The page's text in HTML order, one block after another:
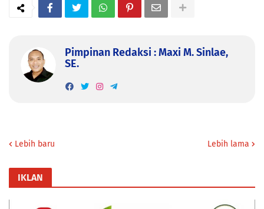
Pimpinan Redaksi : Maxi M. Sinlae,
SE.
Lebih baru Lebih lama
IKLAN